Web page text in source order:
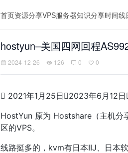
首页资源分享VPS服务器知识分享时间线
hostyun–美国四网回程
2024-12-26 126 0 0
 2021年1月25日2023年6月12日
HostYun 原为 Hostshare（主机分
区的VPS。
线路挺多的，kvm有日本IIJ、日本